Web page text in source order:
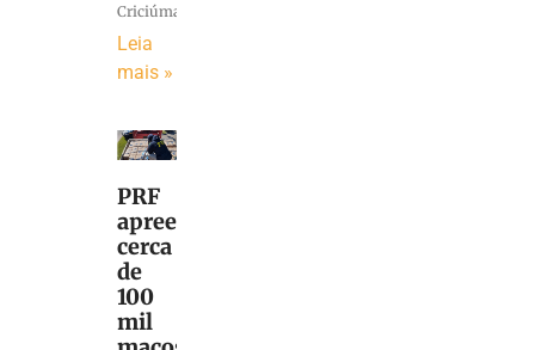
Criciúma
Leia
mais »
PRF
apreende
cerca
de
100
mil